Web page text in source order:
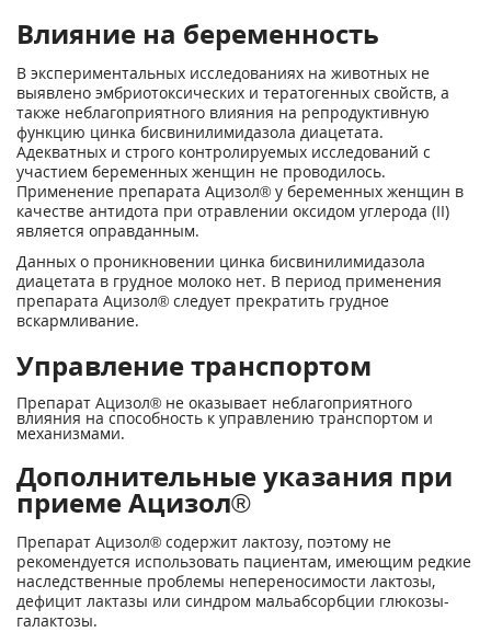
Влияние на беременность
В экспериментальных исследованиях на животных не
выявлено эмбриотоксических и тератогенных свойств, а
также неблагоприятного влияния на репродуктивную
функцию цинка бисвинилимидазола диацетата.
Адекватных и строго контролируемых исследований с
участием беременных женщин не проводилось.
Применение препарата Ацизол® у беременных женщин в
качестве антидота при отравлении оксидом углерода (II)
является оправданным.
Данных о проникновении цинка бисвинилимидазола
диацетата в грудное молоко нет. В период применения
препарата Ацизол® следует прекратить грудное
вскармливание.
Управление транспортом
Препарат Ацизол® не оказывает неблагоприятного
влияния на способность к управлению транспортом и
механизмами.
Дополнительные указания при
приеме Ацизол®
Препарат Ацизол® содержит лактозу, поэтому не
рекомендуется использовать пациентам, имеющим редкие
наследственные проблемы непереносимости лактозы,
дефицит лактазы или синдром мальабсорбции глюкозы-
галактозы.